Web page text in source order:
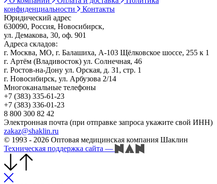
конфиденциальности
Контакты
Юридический адрес
630090, Россия, Новосибирск,
ул. Демакова, 30, оф. 901
Адреса складов:
г. Москва, МО, г. Балашиха, А-103 Щёлковское шоссе, 255 к 1
г. Артём (Владивосток) ул. Солнечная, 46
г. Ростов-на-Дону ул. Орская, д. 31, стр. 1
г. Новосибирск, ул. Арбузова 2/14
Многоканальные телефоны
+7 (383) 335-61-23
+7 (383) 336-01-23
8 800 300 82 42
Электронная почта (при отправке запроса укажите свой ИНН)
zakaz@shaklin.ru
© 1993 - 2026 Оптовая медицинская компания Шаклин
Техническая поддержка сайта —